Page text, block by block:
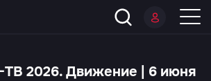
2026. Движение | 6 июня